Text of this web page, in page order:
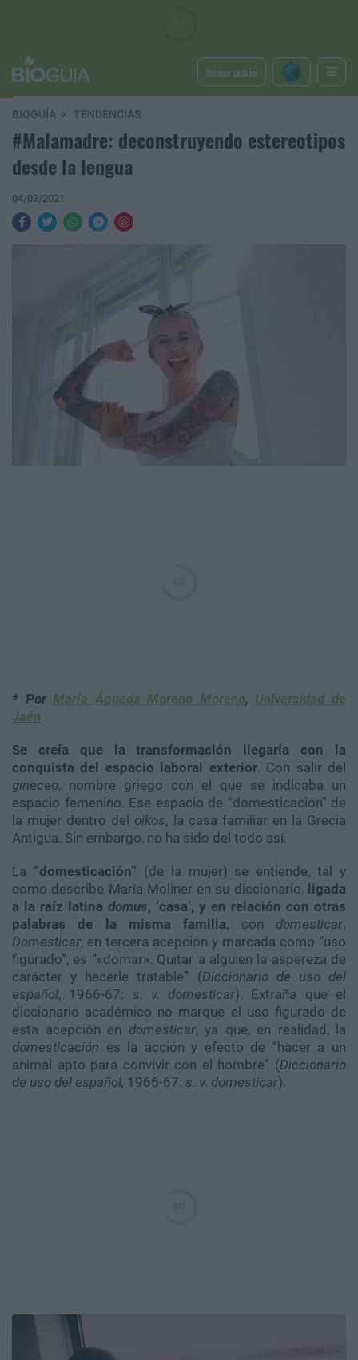
Iniciar sesión
BIOGUÍA TENDENCIAS
#Malamadre: deconstruyendo estereotipos
desde la lengua
04/03/2021
* PorMaría Águeda Moreno Moreno, Universidad de
Jaén
Se creía que la transformación llegaría con la
conquista del espacio laboral exterior. Con salir del
gineceo, nombre griego con el que se indicaba un
espacio femenino. Ese espacio de “domesticación” de
la mujer dentro del oikos, la casa familiar en la Grecia
Antigua. Sin embargo, no ha sido del todo así.
La “domesticación” (de la mujer) se entiende, tal y
como describe María Moliner en su diccionario,ligada
a la raíz latina domus, ‘casa’, y en relación con otras
palabras de la misma familia, con domesticar.
Domesticar, en tercera acepción y marcada como “uso
figurado”, es “«domar». Quitar a alguien la aspereza de
carácter y hacerle tratable” (Diccionario de uso del
español, 1966-67: s. v. domesticar). Extraña que el
diccionario académico no marque el uso figurado de
esta acepción en domesticar, ya que, en realidad, la
domesticación es la acción y efecto de “hacer a un
animal apto para convivir con el hombre” (Diccionario
de uso del español, 1966-67: s. v. domesticar).